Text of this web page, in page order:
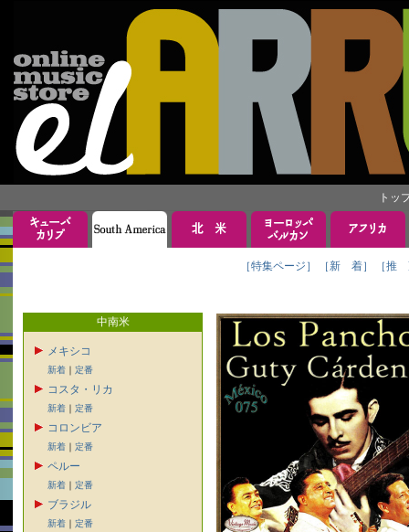
トッ
［特集ページ］ ［新 着］ ［推
中南米
メキシコ
新着 ｜ 定番
コスタ・リカ
新着 ｜ 定番
コロンビア
新着 ｜ 定番
ペルー
新着 ｜ 定番
ブラジル
新着 ｜ 定番